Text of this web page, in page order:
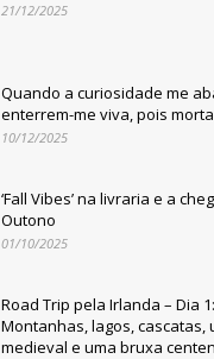
21/12/2025
Quando a curiosidade me
enterrem-me viva, pois
10/12/2025
‘Fall Vibes’ na livraria e a
Outono
01/10/2025
Road Trip pela Irlanda – Dia 1:
Montanhas, lagos, cascatas,
medieval e uma bruxa